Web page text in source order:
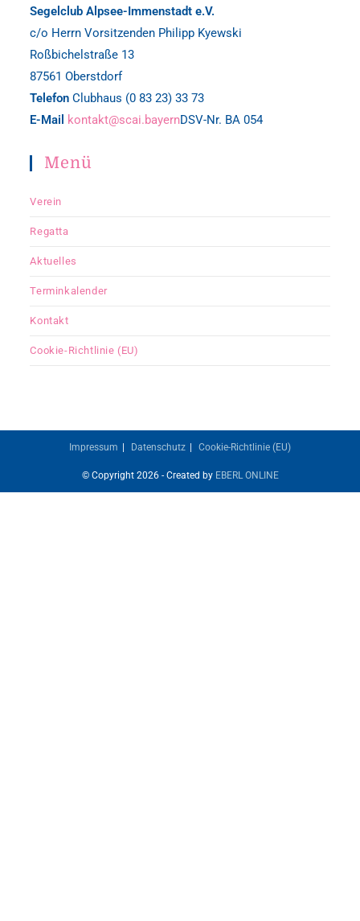
Segelclub Alpsee-Immenstadt e.V.
c/o Herrn Vorsitzenden Philipp Kyewski
Roßbichelstraße 13
87561 Oberstdorf
Telefon Clubhaus (0 83 23) 33 73
E-Mail
kontakt@scai.bayernDSV-Nr. BA 054
Menü
Verein
Regatta
Aktuelles
Terminkalender
Kontakt
Cookie-Richtlinie (EU)
Impressum Datenschutz Cookie-Richtlinie (EU)
© Copyright 2026 - Created by EBERL ONLINE